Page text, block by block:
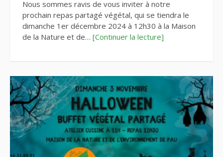
Nous sommes ravis de vous inviter à notre
prochain repas partagé végétal, qui se tiendra le
dimanche 1er décembre 2024 à 12h30 à la Maison
de la Nature et de… [Continuer la lecture]